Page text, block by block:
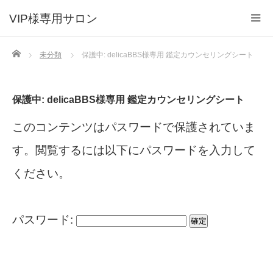
VIP様専用サロン
Home 未分類 保護中: delicaBBS様専用 鑑定カウンセリングシート
保護中: delicaBBS様専用 鑑定カウンセリングシート
このコンテンツはパスワードで保護されていま
す。閲覧するには以下にパスワードを入力して
ください。
パスワード: